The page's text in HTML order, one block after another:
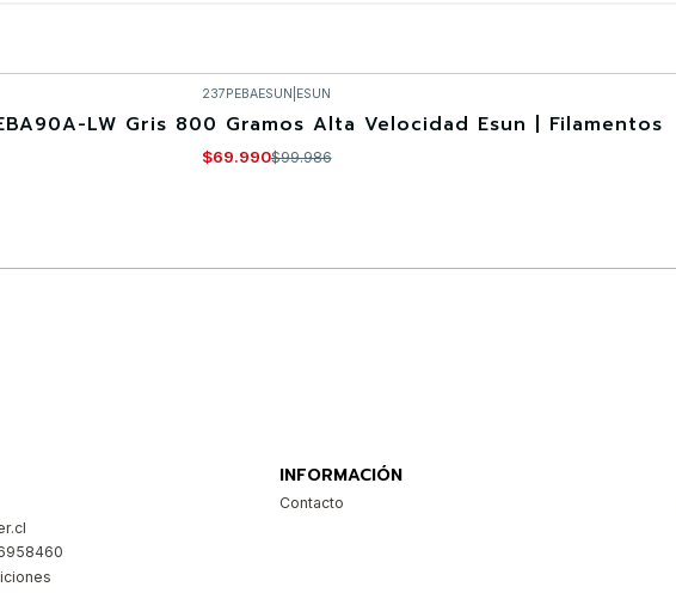
237PEBAESUN ESUN
LW Gris 800 Gramos Alta Velocidad Esun | Filamentos
$69.990$99.986
INFORMACIÓN
Contacto